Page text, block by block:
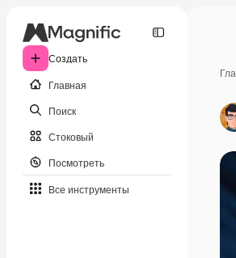
Создать
Главная
Поиск
Стоковый
Посмотреть
Все инструменты